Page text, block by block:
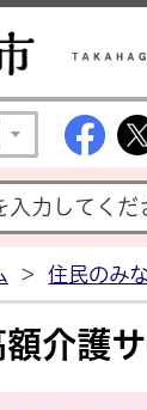
> 住民のみ
介護